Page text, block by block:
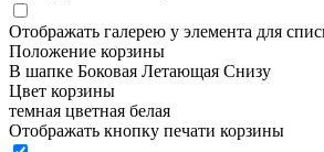
Отображать галерею у элемента для
Положение корзины
В шапке Боковая Летающая Снизу
Цвет корзины
темная цветная белая
Отображать кнопку печати корзины